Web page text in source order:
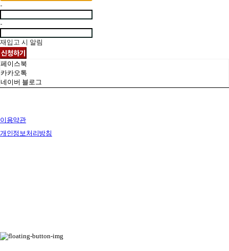
-
-
재입고 시 알림
신청하기
페이스북
카카오톡
네이버 블로그
이용약관
개인정보처리방침